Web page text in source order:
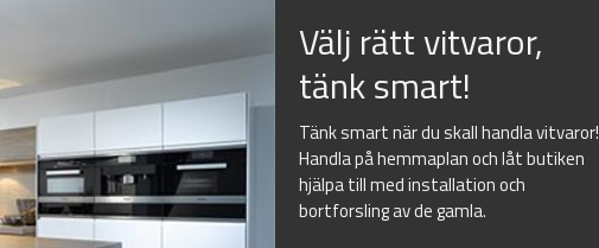
Välj rätt vitvaror,
tänk smart!
Tänk smart när du skall handla vitvaror!
Handla på hemmaplan och låt butiken
hjälpa till med installation och
bortforsling av de gamla.